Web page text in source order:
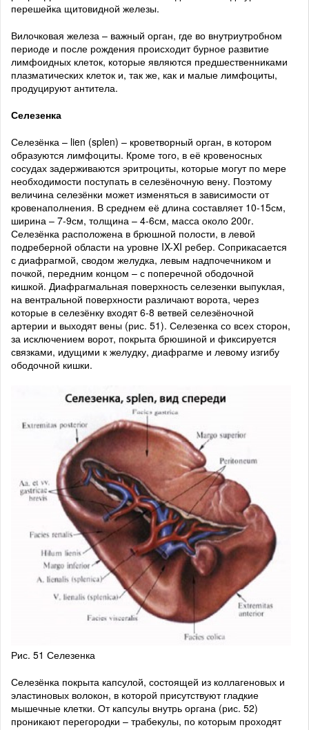
перешейка щитовидной железы.
Вилочковая железа – важный орган, где во внутриутробном
периоде и после рождения происходит бурное развитие
лимфоидных клеток, которые являются предшественниками
плазматических клеток и, так же, как и малые лимфоциты,
продуцируют антитела.
Селезенка
Селезёнка – lien (splen) – кроветворный орган, в котором
образуются лимфоциты. Кроме того, в её кровеносных
сосудах задерживаются эритроциты, которые могут по мере
необходимости поступать в селезёночную вену. Поэтому
величина селезёнки может изменяться в зависимости от
кровенаполнения. В среднем её длина составляет 10-15см,
ширина – 7-9см, толщина – 4-6см, масса около 200г.
Селезёнка расположена в брюшной полости, в левой
подреберной области на уровне IX-XI ребер. Соприкасается
с диафрагмой, сводом желудка, левым надпочечником и
почкой, передним концом – с поперечной ободочной
кишкой. Диафрагмальная поверхность селезенки выпуклая,
на вентральной поверхности различают ворота, через
которые в селезёнку входят 6-8 ветвей селезёночной
артерии и выходят вены (рис. 51). Селезенка со всех сторон,
за исключением ворот, покрыта брюшиной и фиксируется
связками, идущими к желудку, диафрагме и левому изгибу
ободочной кишки.
Рис. 51 Селезенка
Селезёнка покрыта капсулой, состоящей из коллагеновых и
эластиновых волокон, в которой присутствуют гладкие
мышечные клетки. От капсулы внутрь органа (рис. 52)
проникают перегородки – трабекулы, по которым проходят